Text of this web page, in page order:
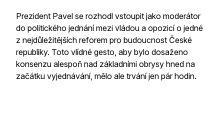
Prezident Pavel se rozhodl vstoupit jako moderátor
do politického jednání mezi vládou a opozicí o jedné
z nejdůležitějších reforem pro budoucnost České
republiky. Toto vlídné gesto, aby bylo dosaženo
konsenzu alespoň nad základními obrysy hned na
začátku vyjednávání, mělo ale trvání jen pár hodin.